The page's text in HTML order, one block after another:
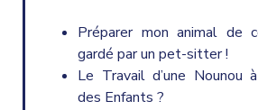
Préparer mon animal de
gardé par un pet-sitter !
Le Travail d’une Nounou
des Enfants ?